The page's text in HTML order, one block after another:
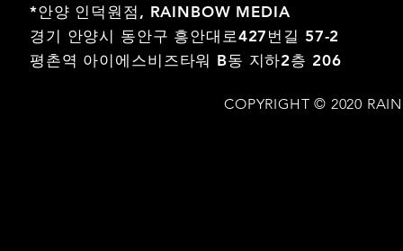
*안양 인덕원점, RAINBOW MEDIA
경기 안양시 동안구 흥안대로427번길 57-2
평촌역 아이에스비즈타워 B동 지하2층 206
COPYRIGHT © 2020